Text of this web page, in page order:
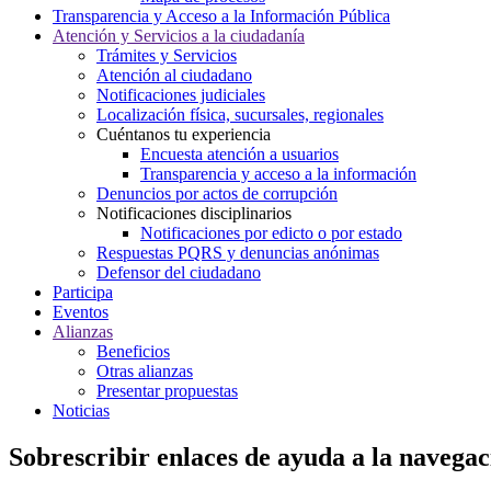
Transparencia y Acceso a la Información Pública
Atención y Servicios a la ciudadanía
Trámites y Servicios
Atención al ciudadano
Notificaciones judiciales
Localización física, sucursales, regionales
Cuéntanos tu experiencia
Encuesta atención a usuarios
Transparencia y acceso a la información
Denuncios por actos de corrupción
Notificaciones disciplinarios
Notificaciones por edicto o por estado
Respuestas PQRS y denuncias anónimas
Defensor del ciudadano
Participa
Eventos
Alianzas
Beneficios
Otras alianzas
Presentar propuestas
Noticias
Sobrescribir enlaces de ayuda a la